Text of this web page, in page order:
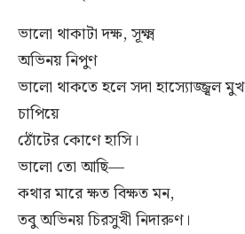
ভালো থাকাটা দক্ষ, সূক্ষ্ম
অভিনয় নিপুণ
ভালো থাকতে হলে সদা হাস্যোজ্জ্বল
চাপিয়ে
ঠোঁটের কোণে হাসি।
ভালো তো আছি—
কথার মারে ক্ষত বিক্ষত মন,
তবু অভিনয় চিরসুখী নিদারুণ।